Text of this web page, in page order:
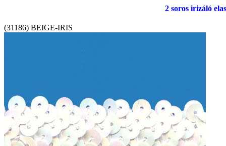
2 soros irizáló
(31186) BEIGE-IRIS